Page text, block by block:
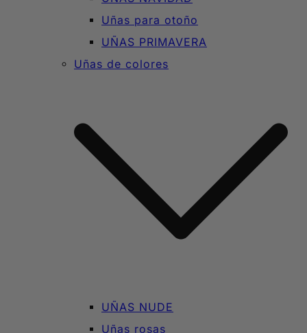
Uñas para otoño
UÑAS PRIMAVERA
Uñas de colores
UÑAS NUDE
Uñas rosas